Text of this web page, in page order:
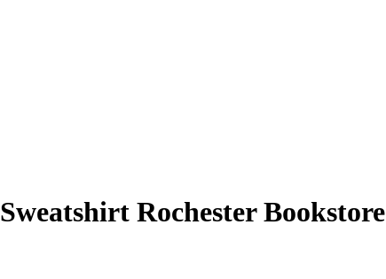
Sweatshirt Rochester Bookstore